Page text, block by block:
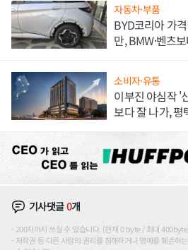
자동차·부품
BYD코리아 가
만, BMW·벤츠
소비자·유통
이부진 야심작 '
보다 잘 나가, 평
기사댓글0개
200자까지 쓰실 수 있습니다. (현재 0 byte / 최대
저작권 등 다른 사람의 권리를 침해하거나 명예를 훼손하